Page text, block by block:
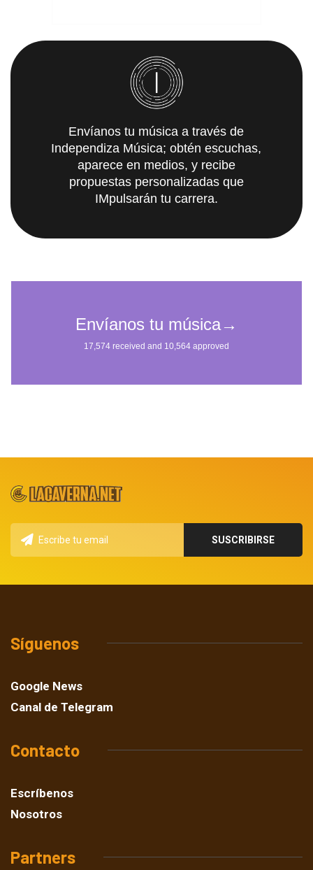
Envíanos tu música a través de
Independiza Música; obtén escuchas,
aparece en medios, y recibe
propuestas personalizadas que
IMpulsarán tu carrera.
Síguenos
Google News
Canal de Telegram
Contacto
Escríbenos
Nosotros
Partners